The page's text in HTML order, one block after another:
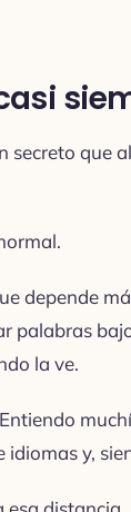
secreto que
depende
palabras
la ve.
y,